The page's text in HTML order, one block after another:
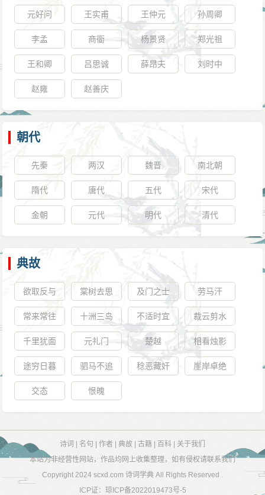
元好问 王实甫 王仲元 孙周卿
李孟 商衟 杨景贤 郑光祖
王和卿 吕思诚 薛昂夫 刘时中
赵雍 赵善庆
朝代
先秦 两汉 魏晋 南北朝
隋代 唐代 五代 宋代
金朝 元代 明代 清代
典故
欲取反与 棠树去思 及门之士 劳马汗
常来常往 十洲三岛 不适时宜 裁云剪水
千里犹面 元礼门 楚越 相看烛影
途穷日暮 驷马不追 稔恶藏奸 崖岸卓绝
交态 恨魄
诗词 名句 作者 典故 古籍 百科
关于我们
本站为非经营性网站，作品均网上收集整理，如有侵权请联系我们
Copyright 2024 scxd.com 诗词学典 All Rights Reserved .
ICP证： 琼ICP备2022019473号-5